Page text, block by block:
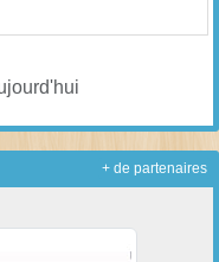
+ de partenaires